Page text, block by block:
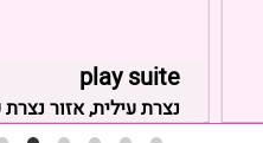
play suite
נצרת עילית, אזור נצרת